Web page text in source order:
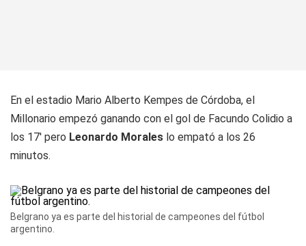
En el estadio Mario Alberto Kempes de Córdoba, el
Millonario empezó ganando con el gol de Facundo Colidio a
los 17' pero Leonardo Morales lo empató a los 26
minutos.
Belgrano ya es parte del historial de campeones del fútbol
argentino.